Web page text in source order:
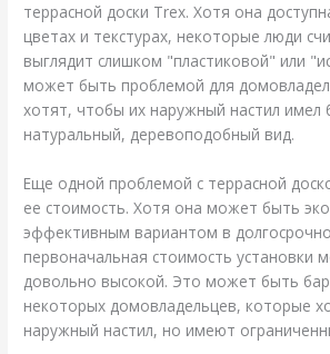
террасной доски Trex. Хотя она
цветах и текстурах, некоторые люди
выглядит слишком "пластиковой" или
может быть проблемой для
хотят, чтобы их наружный настил имел
натуральный, деревоподобный вид.
Еще одной проблемой с террасной
ее стоимость. Хотя она может быть
эффективным вариантом в
первоначальная стоимость установки
довольно высокой. Это может быть
некоторых домовладельцев, которые
наружный настил, но имеют